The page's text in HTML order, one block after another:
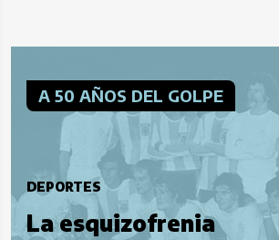
A 50 AÑOS DEL GOLPE
DEPORTES
La esquizofrenia